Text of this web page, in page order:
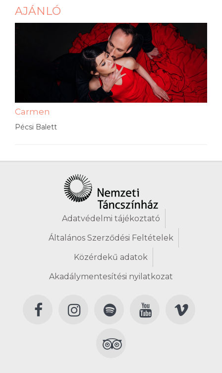
AJÁNLÓ
Carmen
Pécsi Balett
Adatvédelmi tájékoztató
Általános Szerződési Feltételek
Közérdekű adatok
Akadálymentesítési nyilatkozat